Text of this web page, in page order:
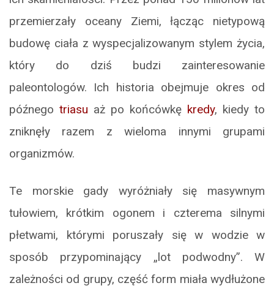
przemierzały oceany Ziemi, łącząc nietypową
budowę ciała z wyspecjalizowanym stylem życia,
który do dziś budzi zainteresowanie
paleontologów. Ich historia obejmuje okres od
późnego triasu aż po końcówkę kredy, kiedy to
zniknęły razem z wieloma innymi grupami
organizmów.
Te morskie gady wyróżniały się masywnym
tułowiem, krótkim ogonem i czterema silnymi
płetwami, którymi poruszały się w wodzie w
sposób przypominający „lot podwodny”. W
zależności od grupy, część form miała wydłużone